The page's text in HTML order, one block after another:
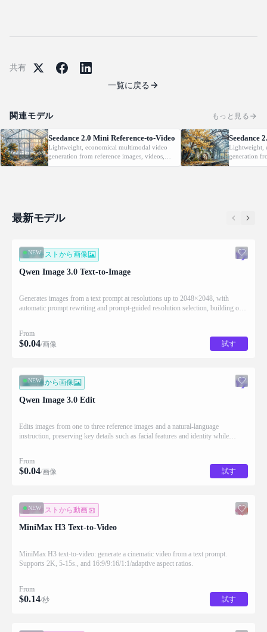
共有
一覧に戻る
関連モデル もっと見る
Seedance 2.0 Mini Reference-to-Video
Lightweight, economical multimodal video
generation from reference images, videos,
and audio with native audio.
Seedance
Lightweight,
generation
optional last-
最新モデル
NEW
テキストから画像
Qwen Image 3.0 Text-to-Image
Generates images from a text prompt at resolutions up to 2048×2048, with
automatic prompt rewriting and prompt-guided resolution selection, building on
From
$0.04/画像 試す
NEW
画像から画像
Qwen Image 3.0 Edit
Edits images from one to three reference images and a natural-language
instruction, preserving key details such as facial features and identity while
From
$0.04/画像 試す
NEW
テキストから動画
MiniMax H3 Text-to-Video
MiniMax H3 text-to-video: generate a cinematic video from a text prompt.
Supports 2K, 5-15s., and 16:9/9:16/1:1/adaptive aspect ratios.
From
$0.14/秒 試す